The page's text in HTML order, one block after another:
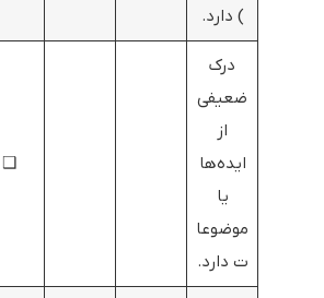
) دارد.
درک
ضعیفی
از
ایده‌ها
یا
موضوعا
ت دارد.
❑